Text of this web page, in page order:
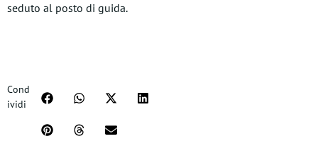
seduto al posto di guida.
Cond
ividi